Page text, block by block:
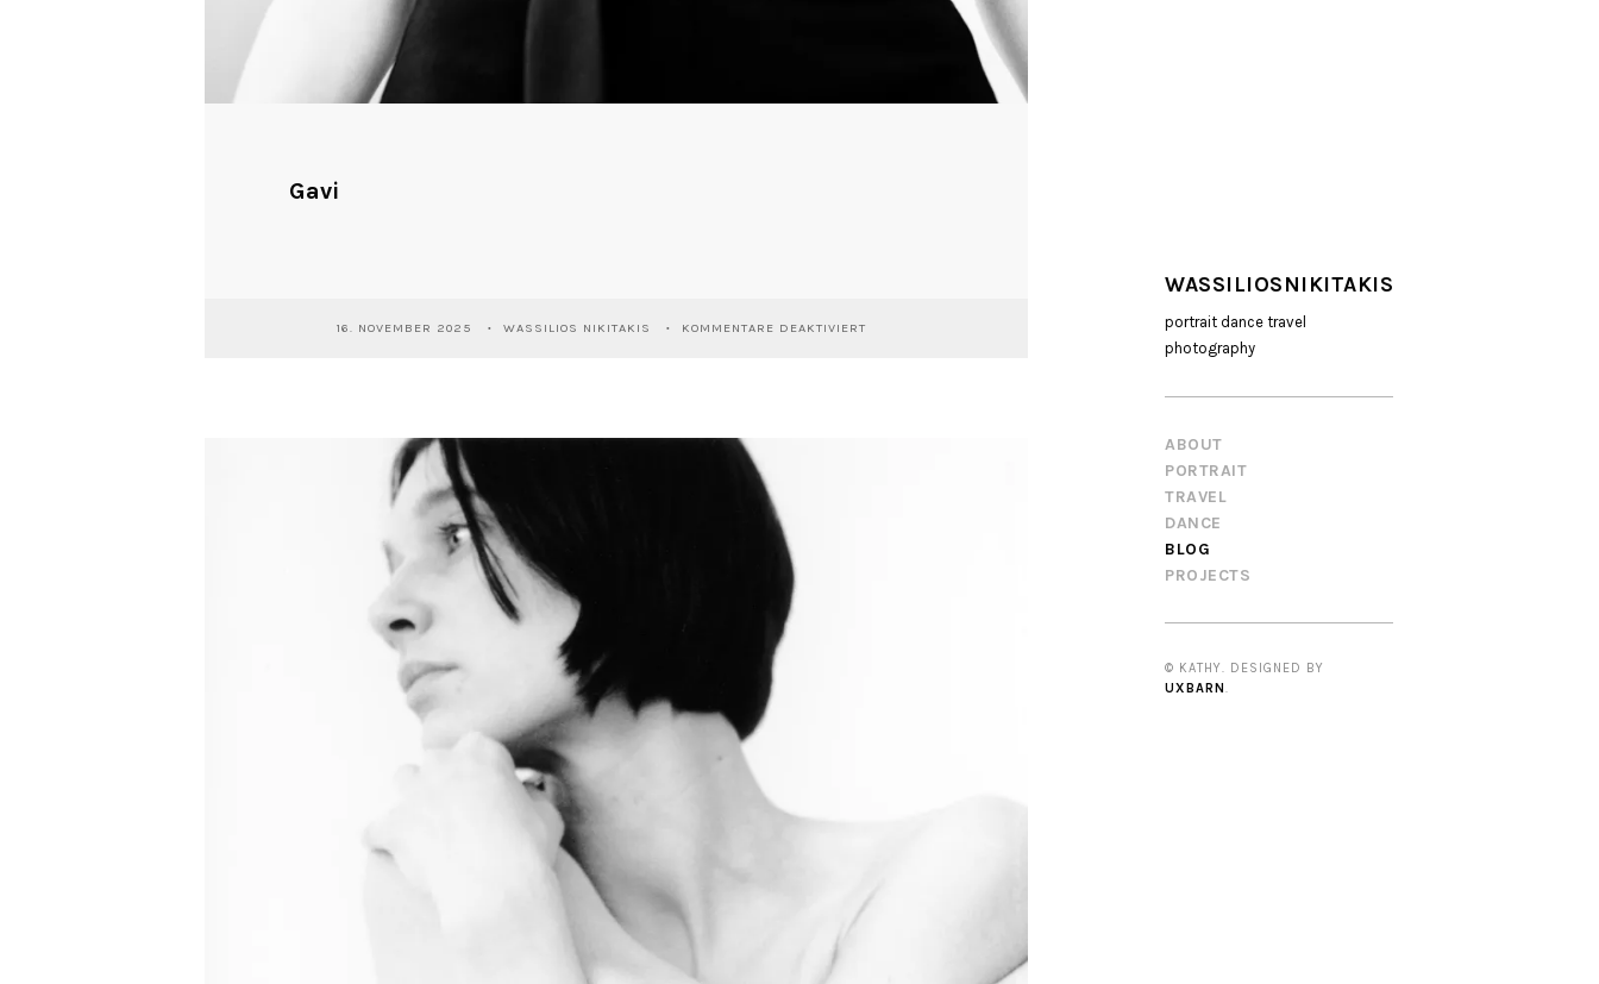
WASSILIOSNIKITAKIS
portrait dance travel
photography
ABOUT
PORTRAIT
TRAVEL
DANCE
BLOG
PROJECTS
© KATHY. DESIGNED BY
UXBARN .
Gavi
16. NOVEMBER 2025 WASSILIOS NIKITAKIS KOMMENTARE DEAKTIVIERT